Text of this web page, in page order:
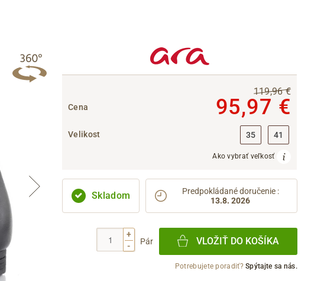
Cena
119,96 €
95,97 €
Velikost 35 41
Ako vybrať veľkosť
Skladom Predpokládané doručenie :
13.8. 2026
+
-
Pár VLOŽIŤ DO KOŠÍKA
Potrebujete poradiť?Spýtajte sa nás.